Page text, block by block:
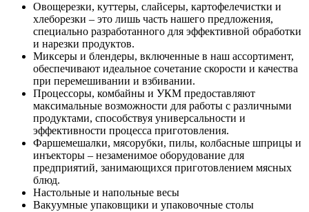
Овощерезки, куттеры, слайсеры, картофелечистки и
хлеборезки – это лишь часть нашего предложения,
специально разработанного для эффективной обработки
и нарезки продуктов.
Миксеры и блендеры, включенные в наш ассортимент,
обеспечивают идеальное сочетание скорости и качества
при перемешивании и взбивании.
Процессоры, комбайны и УКМ предоставляют
максимальные возможности для работы с различными
продуктами, способствуя универсальности и
эффективности процесса приготовления.
Фаршемешалки, мясорубки, пилы, колбасные шприцы и
инъекторы – незаменимое оборудование для
предприятий, занимающихся приготовлением мясных
блюд.
Настольные и напольные весы
Вакуумные упаковщики и упаковочные столы